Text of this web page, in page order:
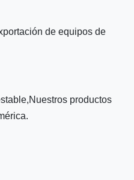
de equipos de
productos